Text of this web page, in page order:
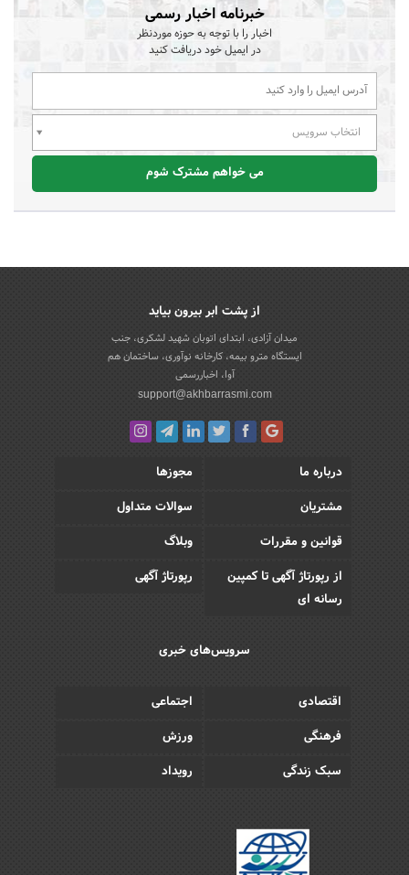
خبرنامه اخبار رسمی
اخبار را با توجه به حوزه موردنظر
در ایمیل خود دریافت کنید
انتخاب سرویس
می خواهم مشترک شوم
از پشت ابر بیرون بیاید
میدان آزادی، ابتدای اتوبان شهید لشکری، جنب
ایستگاه مترو بیمه، کارخانه نوآوری، ساختمان هم
آوا، اخباررسمی
support@akhbarrasmi.com
درباره ما
مجوزها
مشتریان
سوالات متداول
قوانین و مقررات
وبلاگ
از رپورتاژ آگهی تا کمپین
رسانه ای
رپورتاژ آگهی
سرویس‌های خبری
اقتصادی
اجتماعی
فرهنگی
ورزش
سبک زندگی
رویداد